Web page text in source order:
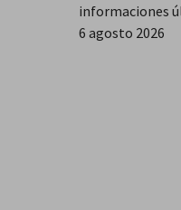
informaciones
6 agosto 2026